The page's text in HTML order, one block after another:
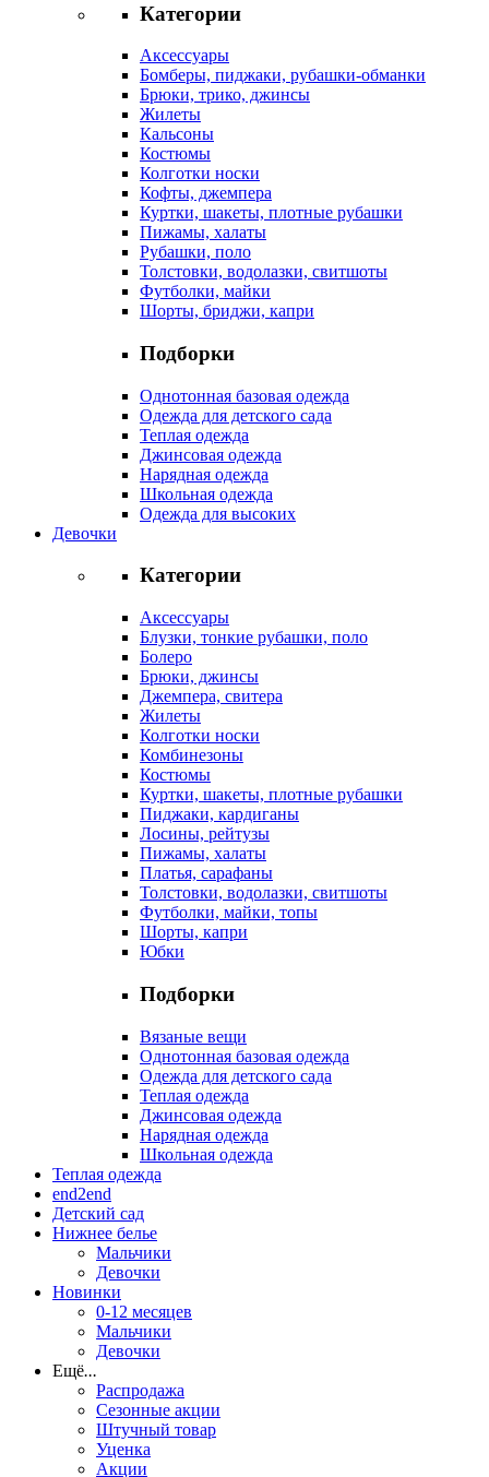
Категории
Аксессуары
Бомберы, пиджаки, рубашки-обманки
Брюки, трико, джинсы
Жилеты
Кальсоны
Костюмы
Колготки носки
Кофты, джемпера
Куртки, шакеты, плотные рубашки
Пижамы, халаты
Рубашки, поло
Толстовки, водолазки, свитшоты
Футболки, майки
Шорты, бриджи, капри
Подборки
Однотонная базовая одежда
Одежда для детского сада
Теплая одежда
Джинсовая одежда
Нарядная одежда
Школьная одежда
Одежда для высоких
Девочки
Категории
Аксессуары
Блузки, тонкие рубашки, поло
Болеро
Брюки, джинсы
Джемпера, свитера
Жилеты
Колготки носки
Комбинезоны
Костюмы
Куртки, шакеты, плотные рубашки
Пиджаки, кардиганы
Лосины, рейтузы
Пижамы, халаты
Платья, сарафаны
Толстовки, водолазки, свитшоты
Футболки, майки, топы
Шорты, капри
Юбки
Подборки
Вязаные вещи
Однотонная базовая одежда
Одежда для детского сада
Теплая одежда
Джинсовая одежда
Нарядная одежда
Школьная одежда
Теплая одежда
end2end
Детский сад
Нижнее белье
Мальчики
Девочки
Новинки
0-12 месяцев
Мальчики
Девочки
Ещё...
Распродажа
Сезонные акции
Штучный товар
Уценка
Акции